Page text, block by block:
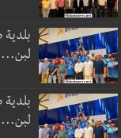
لبن...
لبن...